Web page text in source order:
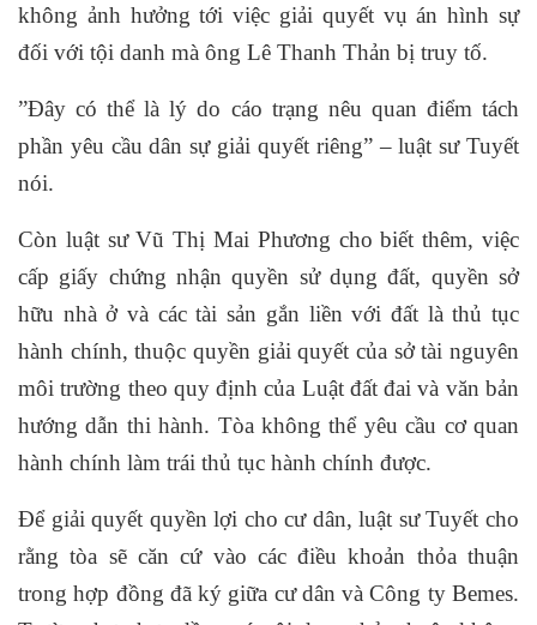
không ảnh hưởng tới việc giải quyết vụ án hình sự
đối với tội danh mà ông Lê Thanh Thản bị truy tố.
”Đây có thể là lý do cáo trạng nêu quan điểm tách
phần yêu cầu dân sự giải quyết riêng” – luật sư Tuyết
nói.
Còn luật sư Vũ Thị Mai Phương cho biết thêm, việc
cấp giấy chứng nhận quyền sử dụng đất, quyền sở
hữu nhà ở và các tài sản gắn liền với đất là thủ tục
hành chính, thuộc quyền giải quyết của sở tài nguyên
môi trường theo quy định của Luật đất đai và văn bản
hướng dẫn thi hành. Tòa không thể yêu cầu cơ quan
hành chính làm trái thủ tục hành chính được.
Để giải quyết quyền lợi cho cư dân, luật sư Tuyết cho
rằng tòa sẽ căn cứ vào các điều khoản thỏa thuận
trong hợp đồng đã ký giữa cư dân và Công ty Bemes.